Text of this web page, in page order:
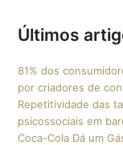
Últimos
81% dos
por criadores de
Repetitividade das
psicossociais em
Coca-Cola Dá um